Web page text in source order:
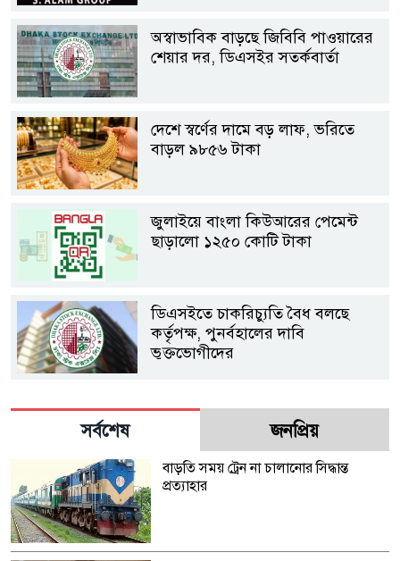
অস্বাভাবিক বাড়ছে জিবিবি পাওয়ারের
শেয়ার দর, ডিএসইর সতর্কবার্তা
দেশে স্বর্ণের দামে বড় লাফ, ভরিতে
বাড়ল ৯৮৫৬ টাকা
জুলাইয়ে বাংলা কিউআরের পেমেন্ট
ছাড়ালো ১২৫০ কোটি টাকা
ডিএসইতে চাকরিচ্যুতি বৈধ বলছে
কর্তৃপক্ষ, পুনর্বহালের দাবি
ভুক্তভোগীদের
সর্বশেষ জনপ্রিয়
বাড়তি সময় ট্রেন না চালানোর সিদ্ধান্ত
প্রত্যাহার